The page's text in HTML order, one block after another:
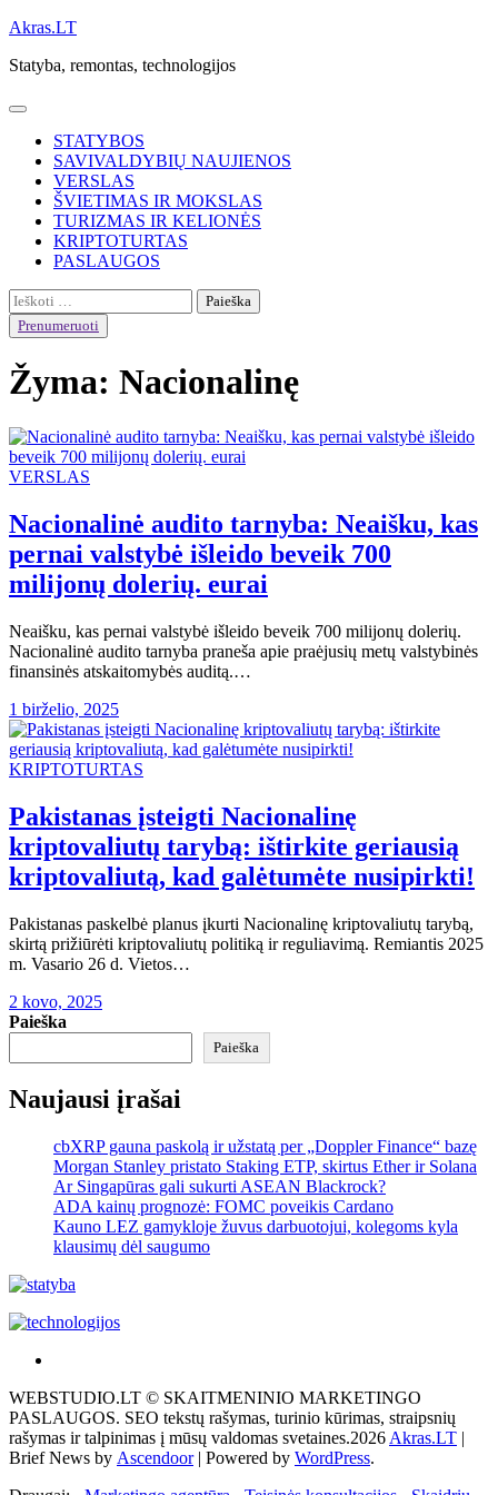
Skip
content
Akras.LT
Statyba, remontas, technologijos
STATYBOS
SAVIVALDYBIŲ NAUJIENOS
VERSLAS
ŠVIETIMAS IR MOKSLAS
TURIZMAS IR KELIONĖS
KRIPTOTURTAS
PASLAUGOS
Ieškoti:
Prenumeruoti
Žyma: Nacionalinę
VERSLAS
Nacionalinė audito tarnyba: Neaišku, kas
pernai valstybė išleido beveik 700
milijonų dolerių. eurai
Neaišku, kas pernai valstybė išleido beveik 700 milijonų dolerių.
Nacionalinė audito tarnyba praneša apie praėjusių metų valstybinės
finansinės atskaitomybės auditą.…
1 birželio, 2025
KRIPTOTURTAS
Pakistanas įsteigti Nacionalinę
kriptovaliutų tarybą: ištirkite geriausią
kriptovaliutą, kad galėtumėte nusipirkti!
Pakistanas paskelbė planus įkurti Nacionalinę kriptovaliutų tarybą,
skirtą prižiūrėti kriptovaliutų politiką ir reguliavimą. Remiantis 2025
m. Vasario 26 d. Vietos…
2 kovo, 2025
Paieška
Paieška
Naujausi įrašai
cbXRP gauna paskolą ir užstatą per „Doppler Finance“ bazę
Morgan Stanley pristato Staking ETP, skirtus Ether ir Solana
Ar Singapūras gali sukurti ASEAN Blackrock?
ADA kainų prognozė: FOMC poveikis Cardano
Kauno LEZ gamykloje žuvus darbuotojui, kolegoms kyla
klausimų dėl saugumo
tai
žemės
ploto
matavimo
WEBSTUDIO.LT © SKAITMENINIO MARKETINGO
PASLAUGOS. SEO tekstų rašymas, turinio kūrimas, straipsnių
rašymas ir talpinimas į mūsų valdomas svetaines.2026 Akras.LT |
Brief News by Ascendoor| Powered by WordPress.